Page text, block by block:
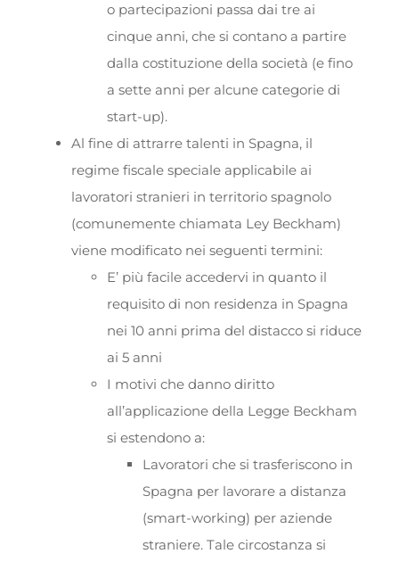
o partecipazioni passa dai tre ai
cinque anni, che si contano a partire
dalla costituzione della società (e fino
a sette anni per alcune categorie di
start-up).
Al fine di attrarre talenti in Spagna, il
regime fiscale speciale applicabile ai
lavoratori stranieri in territorio spagnolo
(comunemente chiamata Ley Beckham)
viene modificato nei seguenti termini:
E’ più facile accedervi in quanto il
requisito di non residenza in Spagna
nei 10 anni prima del distacco si riduce
ai 5 anni
I motivi che danno diritto
all’applicazione della Legge Beckham
si estendono a:
Lavoratori che si trasferiscono in
Spagna per lavorare a distanza
(smart-working) per aziende
straniere. Tale circostanza si